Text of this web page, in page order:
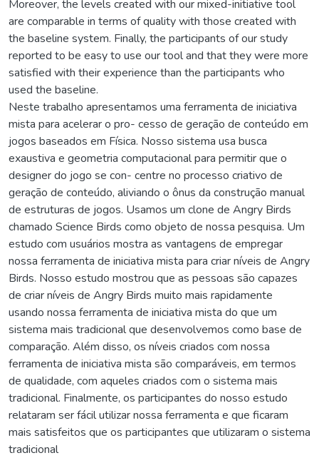
Moreover, the levels created with our mixed-initiative tool
are comparable in terms of quality with those created with
the baseline system. Finally, the participants of our study
reported to be easy to use our tool and that they were more
satisfied with their experience than the participants who
used the baseline.
Neste trabalho apresentamos uma ferramenta de iniciativa
mista para acelerar o pro- cesso de geração de conteúdo em
jogos baseados em Física. Nosso sistema usa busca
exaustiva e geometria computacional para permitir que o
designer do jogo se con- centre no processo criativo de
geração de conteúdo, aliviando o ônus da construção manual
de estruturas de jogos. Usamos um clone de Angry Birds
chamado Science Birds como objeto de nossa pesquisa. Um
estudo com usuários mostra as vantagens de empregar
nossa ferramenta de iniciativa mista para criar níveis de Angry
Birds. Nosso estudo mostrou que as pessoas são capazes
de criar níveis de Angry Birds muito mais rapidamente
usando nossa ferramenta de iniciativa mista do que um
sistema mais tradicional que desenvolvemos como base de
comparação. Além disso, os níveis criados com nossa
ferramenta de iniciativa mista são comparáveis, em termos
de qualidade, com aqueles criados com o sistema mais
tradicional. Finalmente, os participantes do nosso estudo
relataram ser fácil utilizar nossa ferramenta e que ficaram
mais satisfeitos que os participantes que utilizaram o sistema
tradicional